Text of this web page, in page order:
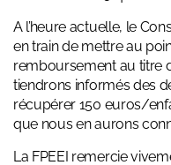
A l’heure actuelle, le
en train de mettre au
remboursement au titre
tiendrons informés des
récupérer 150 euros/
que nous en aurons
La FPEEI remercie